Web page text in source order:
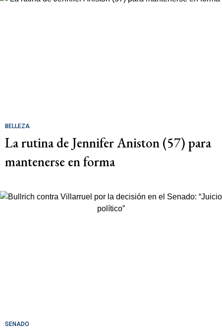
BELLEZA
La rutina de Jennifer Aniston (57) para
mantenerse en forma
SENADO